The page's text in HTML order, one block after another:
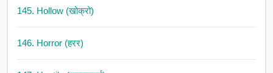
145. Hollow (खोक्रो)
146. Horror (हरर)